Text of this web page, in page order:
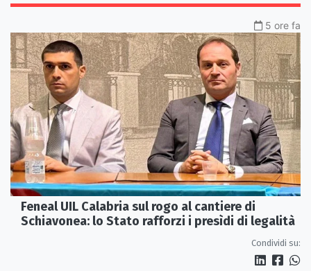
5 ore fa
Feneal UIL Calabria sul rogo al cantiere di
Schiavonea: lo Stato rafforzi i presìdi di legalità
Condividi su: